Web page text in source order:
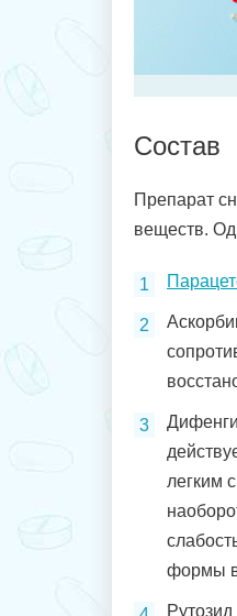
Состав
Препарат
веществ.
легким
формы